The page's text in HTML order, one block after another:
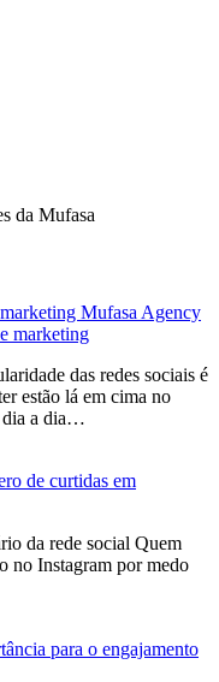
da Mufasa
marketing
das redes sociais é
estão lá em cima no
dia a dia…
de curtidas em
da rede social Quem
no Instagram por medo
para o engajamento